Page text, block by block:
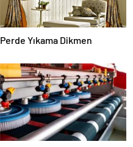
Perde Yıkama Dikmen